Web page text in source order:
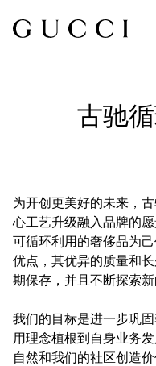
古驰
为开创更美好的未来，
心工艺升级融入品牌的
可循环利用的奢侈品为
优点，其优异的质量和
期保存，并且不断探索新
我们的目标是进一步巩
用理念植根到自身业务
自然和我们的社区创造